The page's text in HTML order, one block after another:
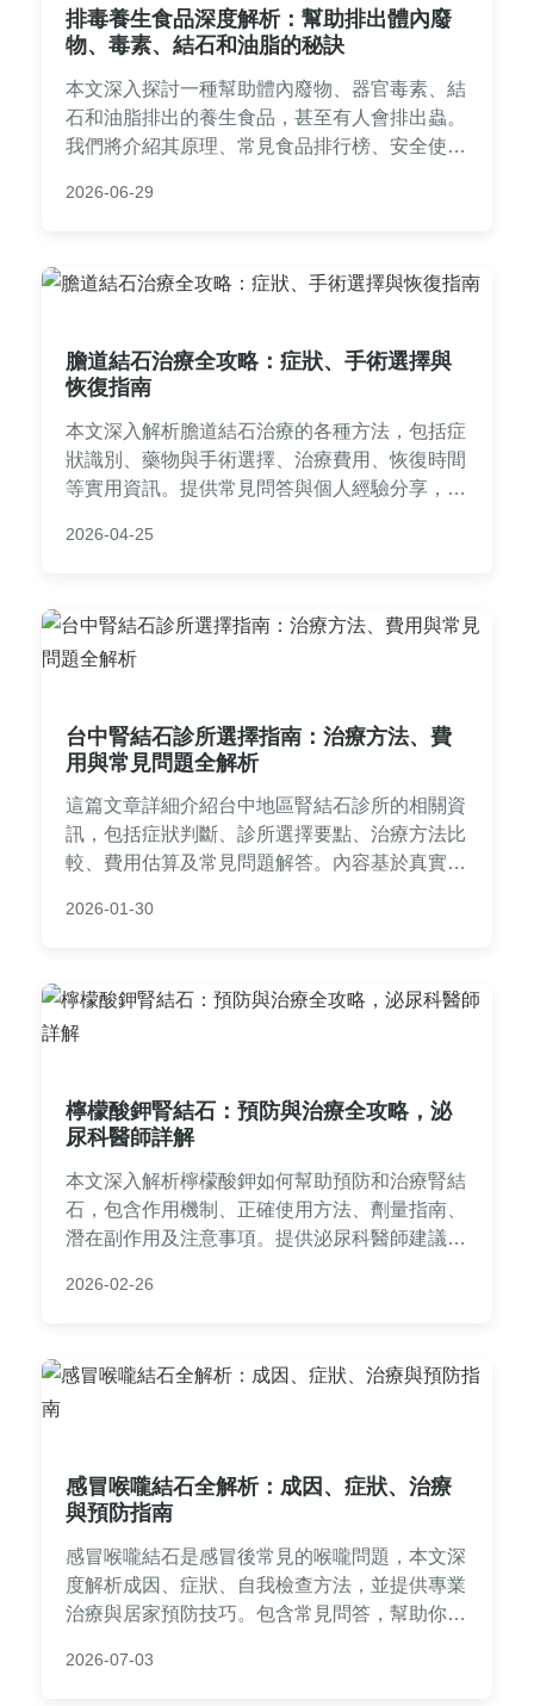
排毒養生食品深度解析：幫助排出體內廢
物、毒素、結石和油脂的秘訣
本文深入探討一種幫助體內廢物、器官毒素、結
石和油脂排出的養生食品，甚至有人會排出蟲。
我們將介紹其原理、常見食品排行榜、安全使用
何選擇適合的產品等，提供實用指南幫助您有效
2026-06-29
膽道結石治療全攻略：症狀、手術選擇與
恢復指南
本文深入解析膽道結石治療的各種方法，包括症
狀識別、藥物與手術選擇、治療費用、恢復時間
等實用資訊。提供常見問答與個人經驗分享，幫
細節，做出明智決策。
2026-04-25
台中腎結石診所選擇指南：治療方法、費
用與常見問題全解析
這篇文章詳細介紹台中地區腎結石診所的相關資
訊，包括症狀判斷、診所選擇要點、治療方法比
較、費用估算及常見問題解答。內容基於真實經
程，避免踩雷。
2026-01-30
檸檬酸鉀腎結石：預防與治療全攻略，泌
尿科醫師詳解
本文深入解析檸檬酸鉀如何幫助預防和治療腎結
石，包含作用機制、正確使用方法、劑量指南、
潛在副作用及注意事項。提供泌尿科醫師建議的
腎結石復發。
2026-02-26
感冒喉嚨結石全解析：成因、症狀、治療
與預防指南
感冒喉嚨結石是感冒後常見的喉嚨問題，本文深
度解析成因、症狀、自我檢查方法，並提供專業
治療與居家預防技巧。包含常見問答，幫助你徹
2026-07-03